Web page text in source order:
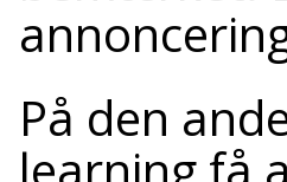
På den